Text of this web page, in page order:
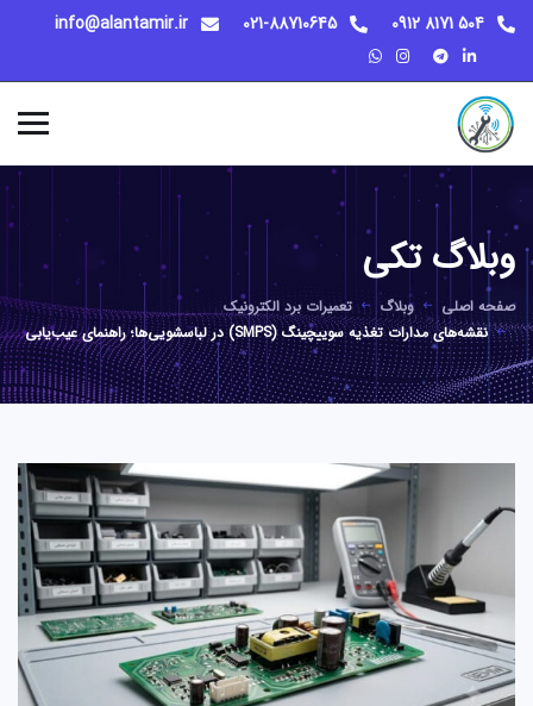
021-88710645
وبلاگ تکی
صفحه اصلی وبلاگ
تعمیرات برد الکترونیک
نقشه‌های مدارات تغذیه سوییچینگ (SMPS) در لباسشویی‌ها؛ راهنمای عیب‌یابی